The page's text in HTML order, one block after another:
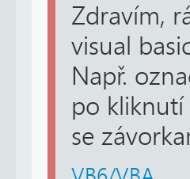
Zdravím,
visual
Např.
po kliknutí
se